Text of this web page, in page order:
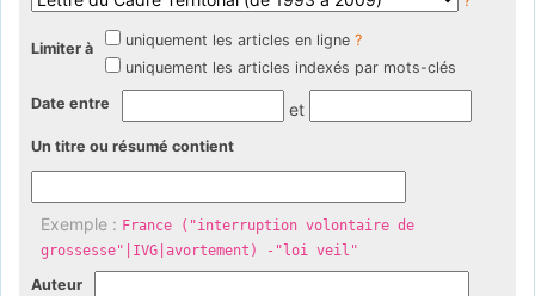
Limiter à uniquement les articles en ligne ?
uniquement les articles indexés par mots-clés
Date entre et
Un titre ou résumé contient
Exemple : France ("interruption volontaire de
grossesse"|IVG|avortement) -"loi veil"
Auteur